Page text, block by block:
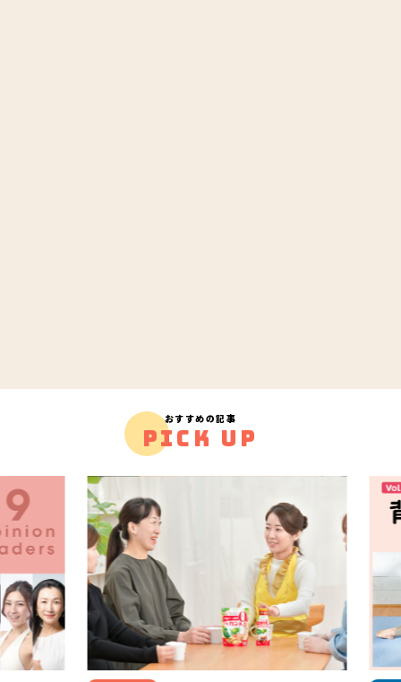
おすすめの記事
PICK UP